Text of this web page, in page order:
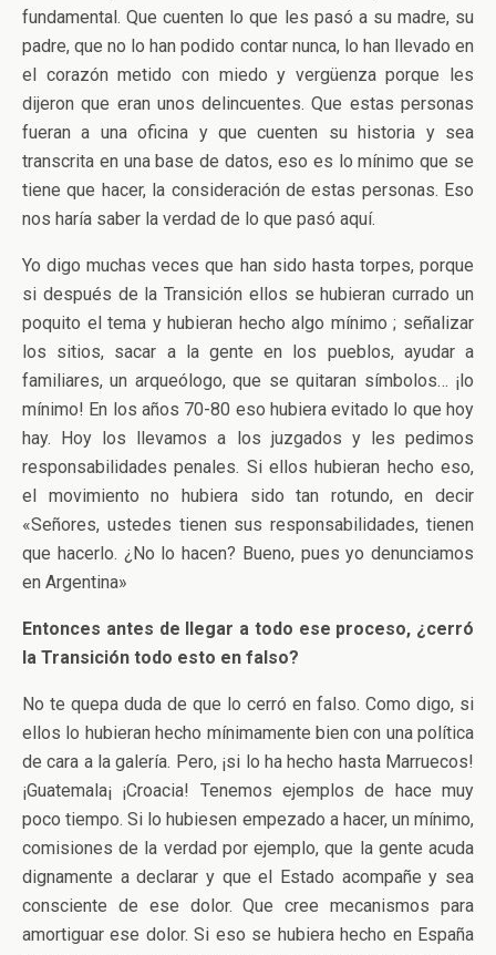
fundamental. Que cuenten lo que les pasó a su madre, su
padre, que no lo han podido contar nunca, lo han llevado en
el corazón metido con miedo y vergüenza porque les
dijeron que eran unos delincuentes. Que estas personas
fueran a una oficina y que cuenten su historia y sea
transcrita en una base de datos, eso es lo mínimo que se
tiene que hacer, la consideración de estas personas. Eso
nos haría saber la verdad de lo que pasó aquí.
Yo digo muchas veces que han sido hasta torpes, porque
si después de la Transición ellos se hubieran currado un
poquito el tema y hubieran hecho algo mínimo ; señalizar
los sitios, sacar a la gente en los pueblos, ayudar a
familiares, un arqueólogo, que se quitaran símbolos… ¡lo
mínimo! En los años 70-80 eso hubiera evitado lo que hoy
hay. Hoy los llevamos a los juzgados y les pedimos
responsabilidades penales. Si ellos hubieran hecho eso,
el movimiento no hubiera sido tan rotundo, en decir
«Señores, ustedes tienen sus responsabilidades, tienen
que hacerlo. ¿No lo hacen? Bueno, pues yo denunciamos
en Argentina»
Entonces antes de llegar a todo ese proceso, ¿cerró
la Transición todo esto en falso?
No te quepa duda de que lo cerró en falso. Como digo, si
ellos lo hubieran hecho mínimamente bien con una política
de cara a la galería. Pero, ¡si lo ha hecho hasta Marruecos!
¡Guatemala¡ ¡Croacia! Tenemos ejemplos de hace muy
poco tiempo. Si lo hubiesen empezado a hacer, un mínimo,
comisiones de la verdad por ejemplo, que la gente acuda
dignamente a declarar y que el Estado acompañe y sea
consciente de ese dolor. Que cree mecanismos para
amortiguar ese dolor. Si eso se hubiera hecho en España